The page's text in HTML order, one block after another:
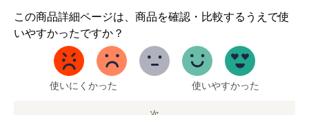
この商品詳細ページは、商品を確認・比較するうえで使
いやすかったですか？
1
か
使いにくかった 使いやすかった